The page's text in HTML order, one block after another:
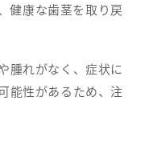
健康な歯茎を取り戻
腫れがなく、症状に
能性があるため、注